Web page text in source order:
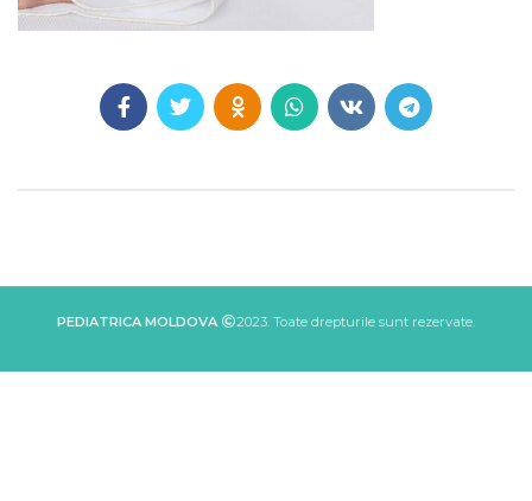
PEDIATRICA MOLDOVA 2023. Toate drepturile sunt rezervate.